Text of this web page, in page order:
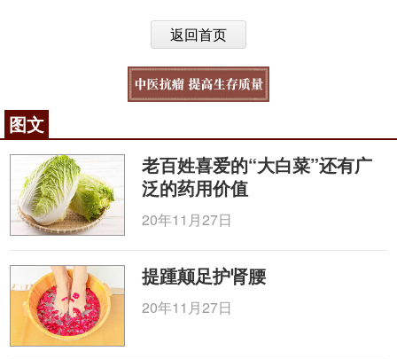
把它称之为一种疾病，也就是“腰椎间盘突出症”。
针对早期间盘突出的朋友，给点切实有效的方
可能很多人都知道“小燕飞”锻炼腰背肌，这是较
为公认的。 但有时不仅无效，甚至是加重了，注意不
是方法本身有问题，而是一些细节错误。首先不能强
求数量，有的老年朋友被告知需要做，就坚持每次做
100个，结果不仅没好反而加重了。其次贵在坚持，
每天当作喝水吃饭一样，坚持至少3个月，成果就会明
显。最后是方法，抬起时手要放在后面，并保持几秒
钟。 此外，早期，中药的药包热敷还是很有效的，给
出一个小处方：
60g莱菔子
茱萸60g
返回首页
图文
老百姓喜爱的“大白菜”还有广
泛的药用价值
20年11月27日
提踵颠足护肾腰
20年11月27日